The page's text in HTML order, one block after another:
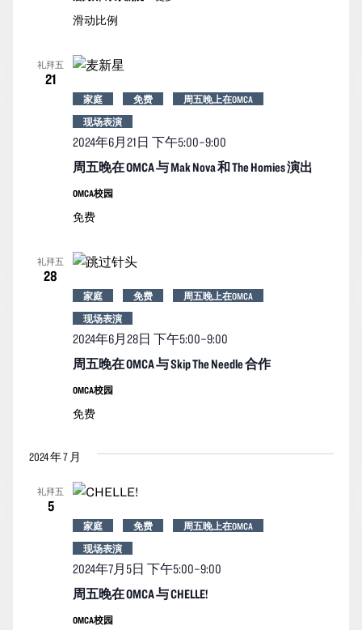
滑动比例
礼拜五
21
周五晚在 OMCA 与 Mak Nova 和 The Homies 演出
2024年6月21日 下午5:00–9:00
家庭 免费
周五晚上在OMCA
现场表演
OMCA校园
免费
礼拜五
28
周五晚在 OMCA 与 Skip The Needle 合作
2024年6月28日 下午5:00–9:00
家庭 免费
周五晚上在OMCA
现场表演
OMCA校园
免费
2024 年 7 月
礼拜五
5
周五晚在 OMCA 与 CHELLE!
2024年7月5日 下午5:00–9:00
家庭 免费
周五晚上在OMCA
现场表演
OMCA校园